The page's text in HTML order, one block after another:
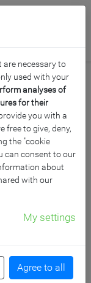
are necessary to
used with your
analyses of
for their
you with a
free to give, deny,
the "cookie
can consent to our
about
with our
My settings
Agree to all